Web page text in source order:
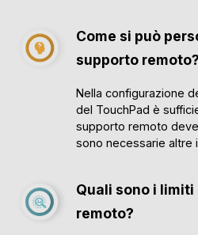
Come si può
supporto remoto?
Nella configurazione
del TouchPad è
supporto remoto
sono necessarie altre
Quali sono i
remoto?